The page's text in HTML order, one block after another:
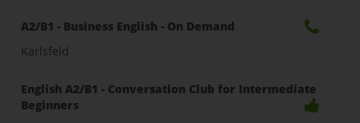
A2/B1 - Business English - On Demand
Karlsfeld
English A2/B1 - Conversation Club for Intermediate
Beginners